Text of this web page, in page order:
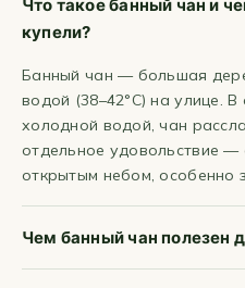
Что такое банный чан и
купели?
Банный чан — большая
водой (38–42°C) на улице. В
холодной водой, чан
отдельное удовольствие —
открытым небом, особенно
Чем банный чан полезен